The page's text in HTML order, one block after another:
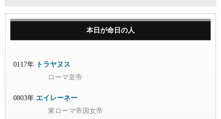
本日が命日の人
0117年 トラヤヌス
ローマ皇帝
0803年 エイレーネー
東ローマ帝国女帝